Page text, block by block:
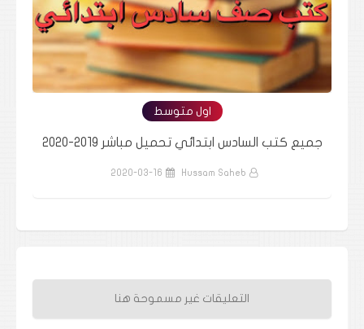
اول متوسط
جميع كتب السادس ابتدائي تحميل مباشر 2019-2020
Hussam Saheb
2020-03-16
التعليقات غير مسموحة هنا